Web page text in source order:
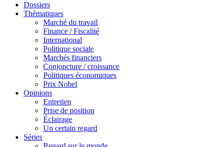
Dossiers
Thématiques
Marché du travail
Finance / Fiscalité
International
Politique sociale
Marchés financiers
Conjoncture / croissance
Politiques économiques
Prix Nobel
Opinions
Entretien
Prise de position
Éclairage
Un certain regard
Séries